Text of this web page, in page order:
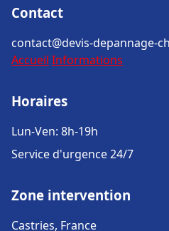
Contact
contact@devis-depannage-
Accueil Informations
Horaires
Lun-Ven: 8h-19h
Service d'urgence 24/7
Zone intervention
Castries, France